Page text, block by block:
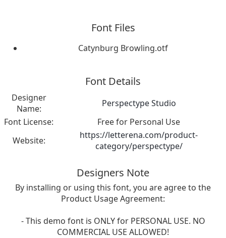
Font Files
Catynburg Browling.otf
Font Details
Designer
Name:
Perspectype Studio
Font License:
Free for Personal Use
Website:
https://letterena.com/product-
category/perspectype/
Designers Note
By installing or using this font, you are agree to the
Product Usage Agreement:
- This demo font is ONLY for PERSONAL USE. NO
COMMERCIAL USE ALLOWED!